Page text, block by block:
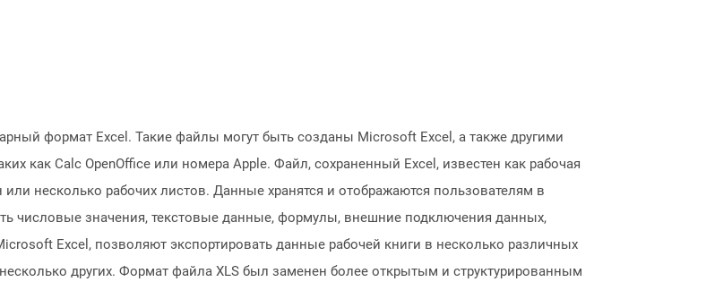
формат Excel. Такие файлы могут быть созданы Microsoft Excel, а также другими
как Calc OpenOffice или номера Apple. Файл, сохраненный Excel, известен как рабочая
несколько рабочих листов. Данные хранятся и отображаются пользователям в
числовые значения, текстовые данные, формулы, внешние подключения данных,
Excel, позволяют экспортировать данные рабочей книги в несколько различных
несколько других. Формат файла XLS был заменен более открытым и структурированным